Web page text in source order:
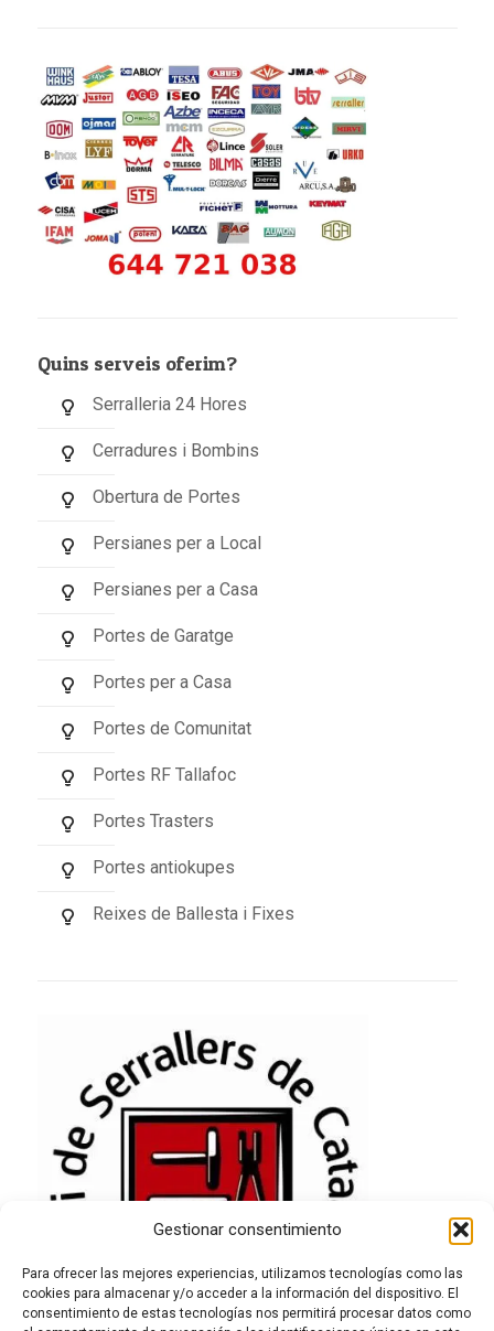
Gestionar consentimiento
Para ofrecer las mejores experiencias, utilizamos tecnologías como las
cookies para almacenar y/o acceder a la información del dispositivo. El
consentimiento de estas tecnologías nos permitirá procesar datos como
Quins serveis oferim?
Serralleria 24 Hores
Cerradures i Bombins
Obertura de Portes
Persianes per a Local
Persianes per a Casa
Portes de Garatge
Portes per a Casa
Portes de Comunitat
Portes RF Tallafoc
Portes Trasters
Portes antiokupes
Reixes de Ballesta i Fixes